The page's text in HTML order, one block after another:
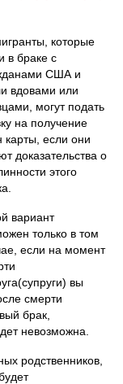
которые
в браке с
США и
вдовами или
могут подать
на получение
карты, если они
доказательства о
этого
вариант
только в том
если на момент
вы
смерти
брак,
невозможна.
родственников,